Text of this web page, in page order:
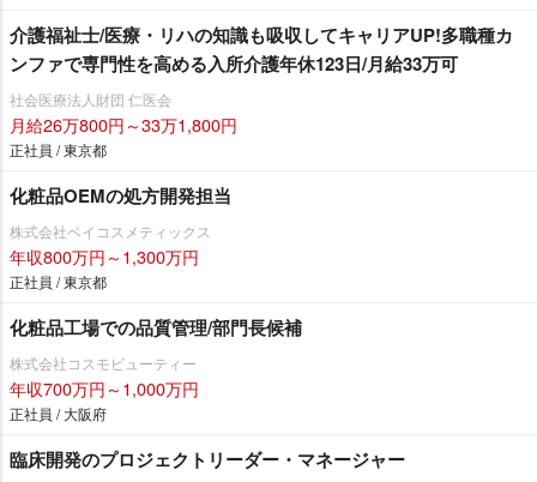
介護福祉士/医療・リハの知識も吸収してキャリアUP!多職種カ
ンファで専門性を高める入所介護年休123日/月給33万可
社会医療法人財団 仁医会
月給26万800円～33万1,800円
正社員 / 東京都
化粧品OEMの処方開発担当
株式会社ベイコスメティックス
年収800万円～1,300万円
正社員 / 東京都
化粧品工場での品質管理/部門長候補
株式会社コスモビューティー
年収700万円～1,000万円
正社員 / 大阪府
臨床開発のプロジェクトリーダー・マネージャー